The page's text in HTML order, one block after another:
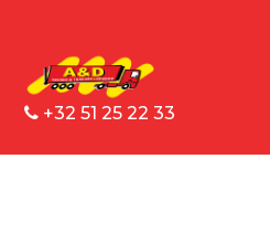
+32 51 25 22 33